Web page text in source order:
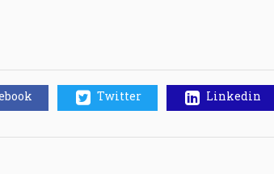
Twitter Linkedin